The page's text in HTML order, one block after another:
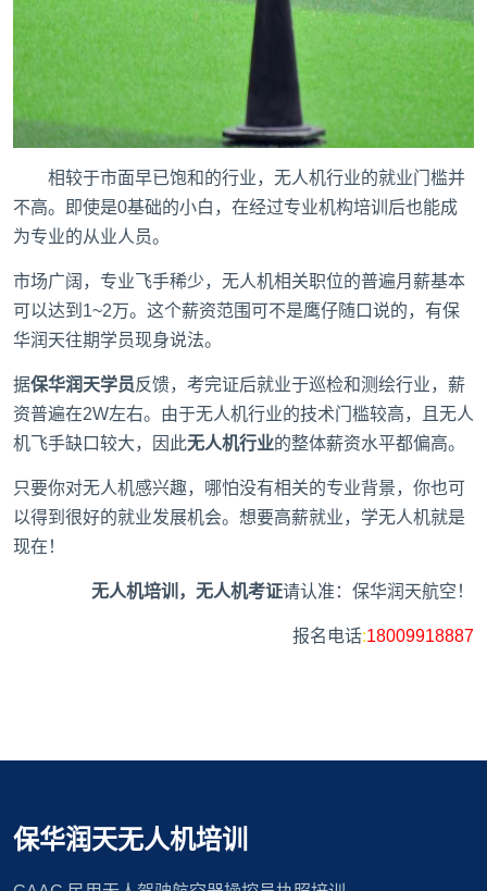
相较于市面早已饱和的行业，无人机行业的就业门槛并
不高。即使是0基础的小白，在经过专业机构培训后也能成
为专业的从业人员。
市场广阔，专业飞手稀少，无人机相关职位的普遍月薪基本
可以达到1~2万。这个薪资范围可不是鹰仔随口说的，有保
华润天往期学员现身说法。
据保华润天学员反馈，考完证后就业于巡检和测绘行业，薪
资普遍在2W左右。由于无人机行业的技术门槛较高，且无人
机飞手缺口较大，因此无人机行业的整体薪资水平都偏高。
只要你对无人机感兴趣，哪怕没有相关的专业背景，你也可
以得到很好的就业发展机会。想要高薪就业，学无人机就是
现在！
无人机培训，无人机考证请认准：保华润天航空！
报名电话:18009918887
保华润天无人机培训